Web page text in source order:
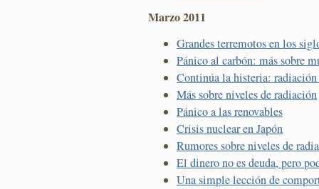
Marzo 2011
Grandes terremotos en los
Pánico al carbón: más sobre
Continúa la histeria:
Más sobre niveles de radiación
Pánico a las renovables
Crisis nuclear en Japón
Rumores sobre niveles de
El dinero no es deuda, pero
Una simple lección de